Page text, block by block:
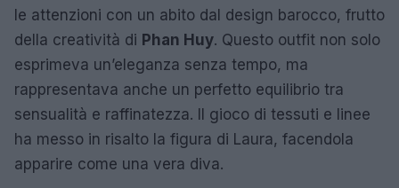
le attenzioni con un abito dal design barocco, frutto
della creatività di Phan Huy. Questo outfit non solo
esprimeva un’eleganza senza tempo, ma
rappresentava anche un perfetto equilibrio tra
sensualità e raffinatezza. Il gioco di tessuti e linee
ha messo in risalto la figura di Laura, facendola
apparire come una vera diva.